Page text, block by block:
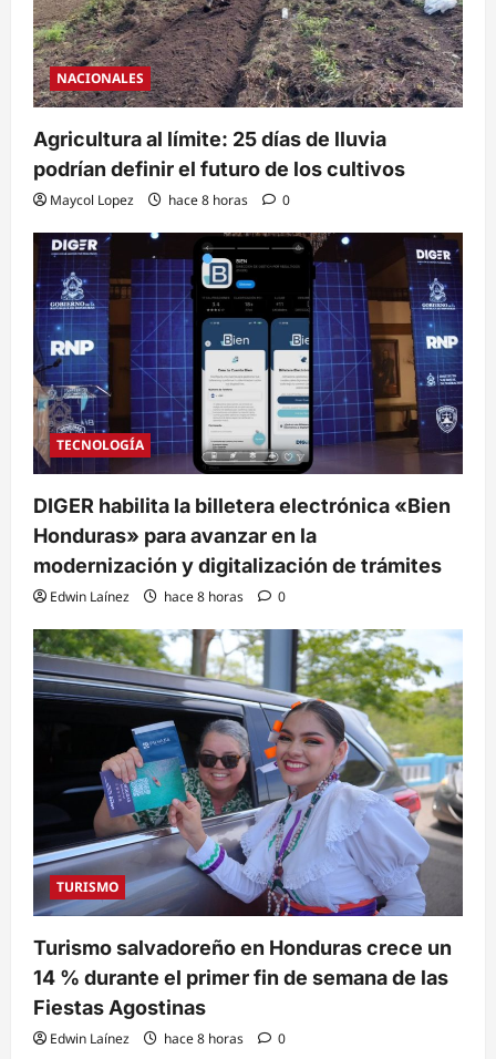
NACIONALES
Agricultura al límite: 25 días de lluvia
podrían definir el futuro de los cultivos
Maycol Lopez hace 8 horas 0
TECNOLOGÍA
DIGER habilita la billetera electrónica «Bien
Honduras» para avanzar en la
modernización y digitalización de trámites
Edwin Laínez hace 8 horas 0
TURISMO
Turismo salvadoreño en Honduras crece un
14 % durante el primer fin de semana de las
Fiestas Agostinas
Edwin Laínez hace 8 horas 0